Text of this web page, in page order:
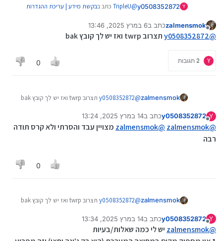
Y
y0508352872
@
TripleU כתב בבקשת מידע | עריכת ההגדרות
level
ולעשות שזה לא יוצג איך עושים, אם אני יסיר
שורות יכול להיות שההגדרות לא יעלו ושהמכשיר
מנותק
zalmensmokכתב ב6 במרץ 2025, 13:46
נערך לאחרונה על ידי
@
y0508352872תצרוב twrp ואז יש לך קובץ bak
Y 2 תגובות 0
zalmensmok
@
y0508352872 תצרוב twrp ואז יש לך קובץ bak
Y
מנותק
y0508352872כתב ב14 במרץ 2025, 13:24
נערך לאחרונה על ידי
@
zalmensmok
@
zalmensmok מצויין עבד והסרתי ולא קרס תודה
רבה
0
zalmensmok
@
y0508352872 תצרוב twrp ואז יש לך קובץ bak
Y
מנותק
y0508352872כתב ב14 במרץ 2025, 13:34
נערך לאחרונה על ידי
@
zalmensmok יש לי כמה שאלות/בעיות